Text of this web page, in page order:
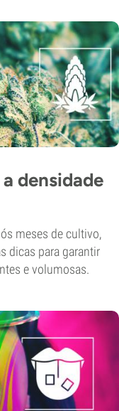
densidade
meses de cultivo,
dicas para garantir
e volumosas.